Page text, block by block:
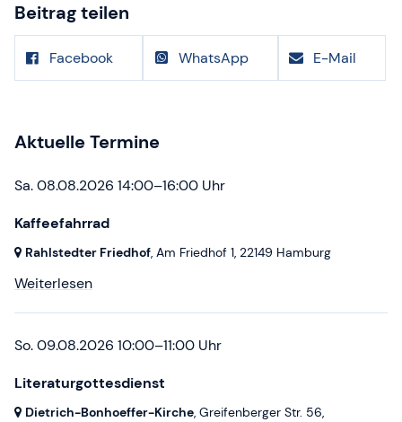
Beitrag teilen
Facebook WhatsApp E-Mail
Aktuelle Termine
Sa. 08.08.2026 14:00–16:00 Uhr
Kaffeefahrrad
Rahlstedter Friedhof, Am Friedhof 1, 22149 Hamburg
Weiterlesen
So. 09.08.2026 10:00–11:00 Uhr
Literaturgottesdienst
Dietrich-Bonhoeffer-Kirche, Greifenberger Str. 56,